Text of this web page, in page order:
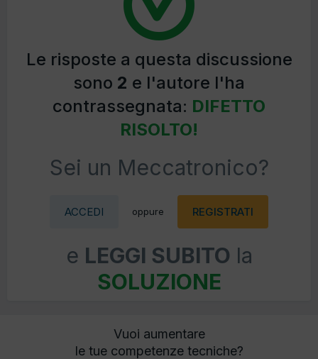
Le risposte a questa discussione
sono 2 e l'autore l'ha
contrassegnata: DIFETTO
RISOLTO!
Sei un Meccatronico?
ACCEDI oppure REGISTRATI
e LEGGI SUBITO la
SOLUZIONE
Vuoi aumentare
le tue competenze tecniche?